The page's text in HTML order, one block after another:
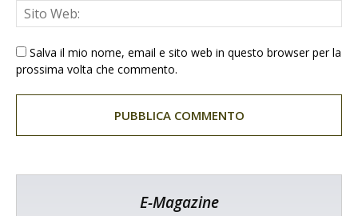
Salva il mio nome, email e sito web in questo browser per la
prossima volta che commento.
E-Magazine